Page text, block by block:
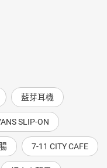
藍芽耳機
SLIP-ON
7-11 CITY CAFE